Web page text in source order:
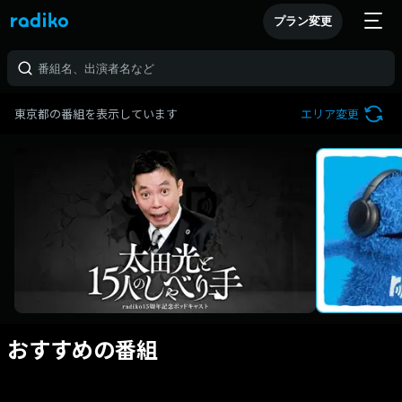
プラン変更
東京都の番組を表示しています エリア変更
おすすめの番組